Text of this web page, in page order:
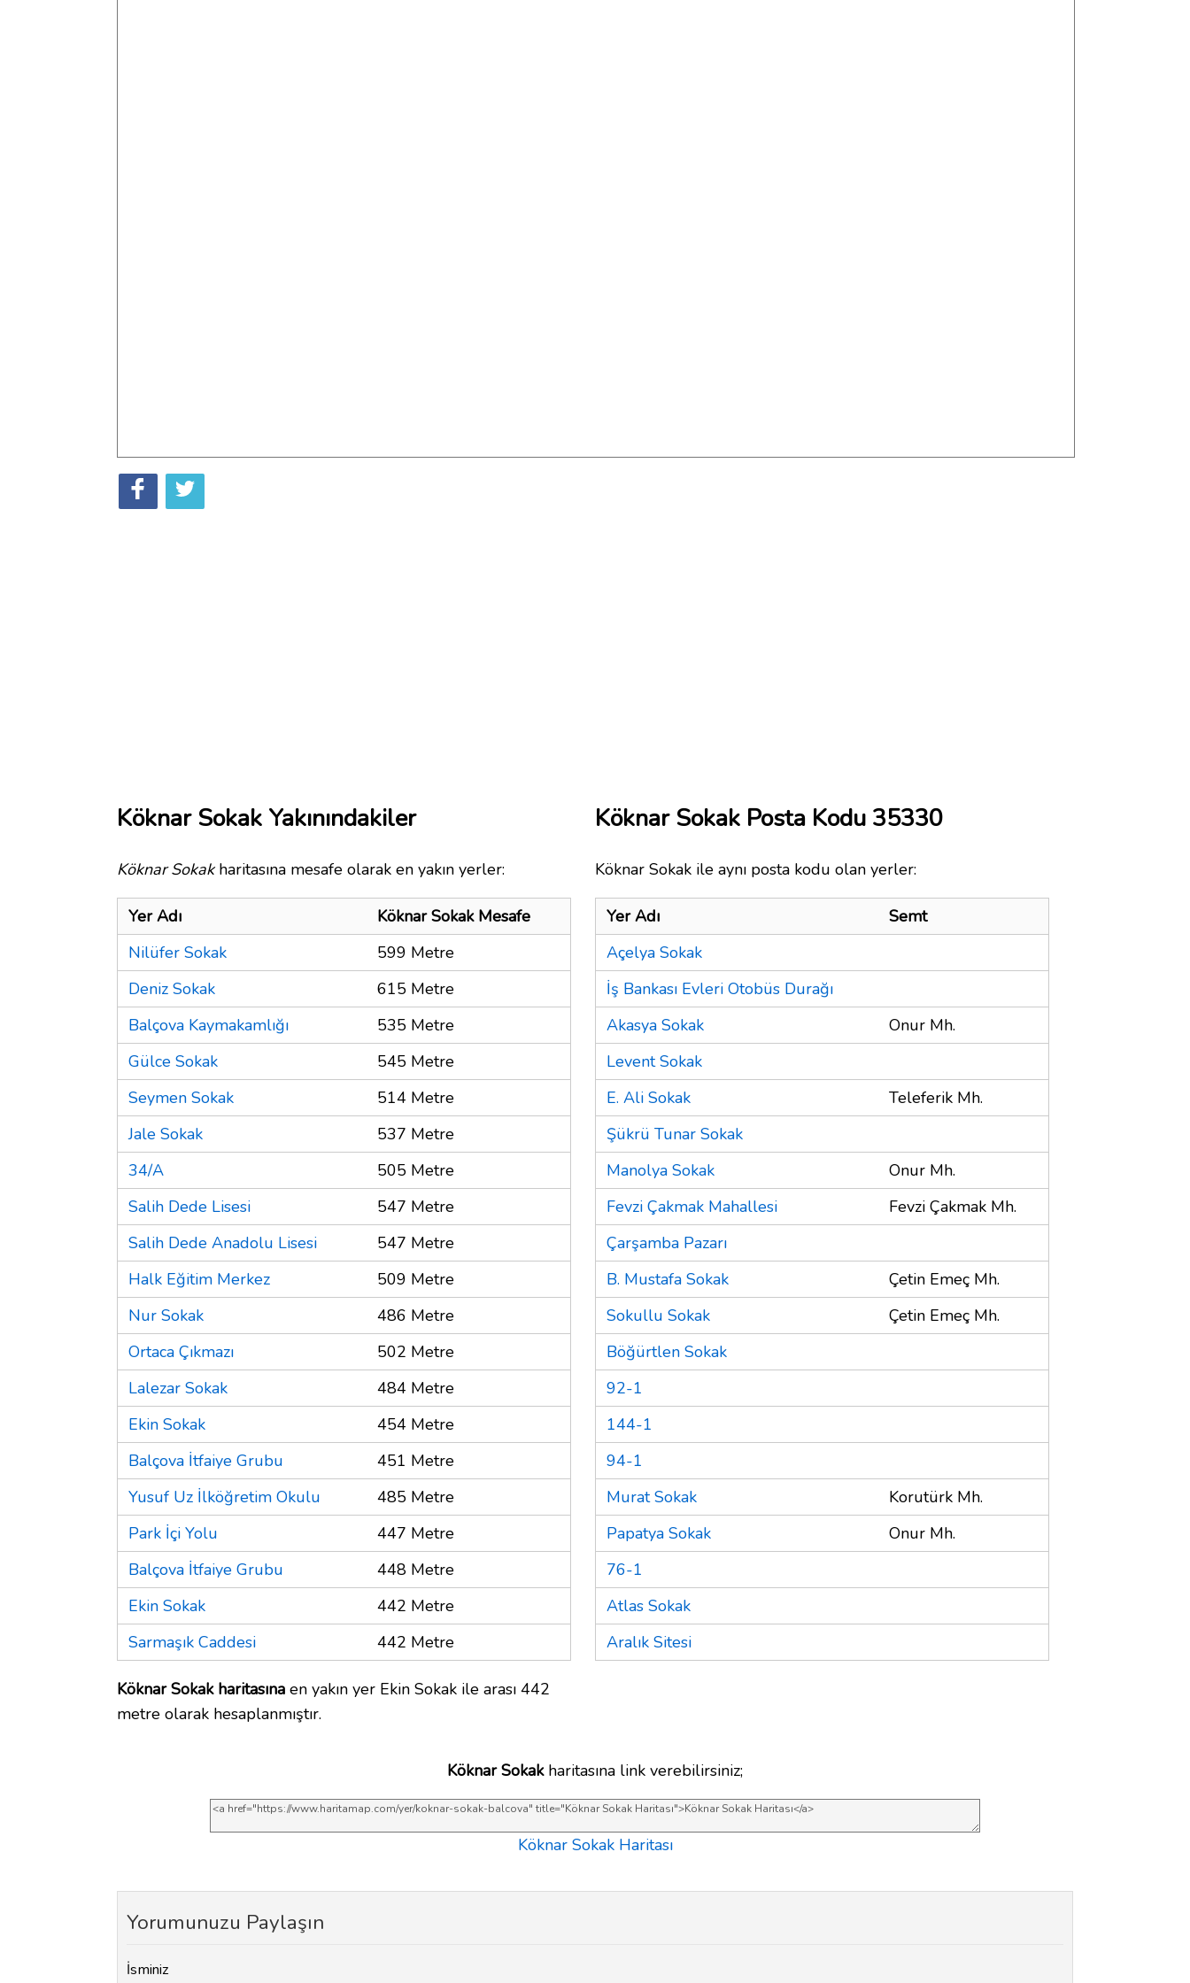
Köknar Sokak Yakınındakiler
Köknar Sokakharitasına mesafe olarak en yakın yerler:
Yer Adı
Köknar Sokak Mesafe
Nilüfer Sokak
599 Metre
Deniz Sokak
615 Metre
Balçova Kaymakamlığı
535 Metre
Gülce Sokak
545 Metre
Seymen Sokak
514 Metre
Jale Sokak
537 Metre
34/A
505 Metre
Salih Dede Lisesi
547 Metre
Salih Dede Anadolu Lisesi
547 Metre
Halk Eğitim Merkez
509 Metre
Nur Sokak
486 Metre
Ortaca Çıkmazı
502 Metre
Lalezar Sokak
484 Metre
Ekin Sokak
454 Metre
Balçova İtfaiye Grubu
451 Metre
Yusuf Uz İlköğretim Okulu
485 Metre
Park İçi Yolu
447 Metre
Balçova İtfaiye Grubu
448 Metre
Ekin Sokak
442 Metre
Sarmaşık Caddesi
442 Metre
Köknar Sokak haritasına en yakın yer Ekin Sokak ile arası 442
metre olarak hesaplanmıştır.
Köknar Sokak Posta Kodu 35330
Köknar Sokak ile aynı posta kodu olan yerler:
Yer Adı
Semt
Açelya Sokak
İş Bankası Evleri Otobüs Durağı
Akasya Sokak
Onur Mh.
Levent Sokak
E. Ali Sokak
Teleferik Mh.
Şükrü Tunar Sokak
Manolya Sokak
Onur Mh.
Fevzi Çakmak Mahallesi
Fevzi Çakmak Mh.
Çarşamba Pazarı
B. Mustafa Sokak
Çetin Emeç Mh.
Sokullu Sokak
Çetin Emeç Mh.
Böğürtlen Sokak
92-1
144-1
94-1
Murat Sokak
Korutürk Mh.
Papatya Sokak
Onur Mh.
76-1
Atlas Sokak
Aralık Sitesi
Köknar Sokakharitasına link verebilirsiniz;
Köknar Sokak Haritası
Yorumunuzu Paylaşın
İsminiz